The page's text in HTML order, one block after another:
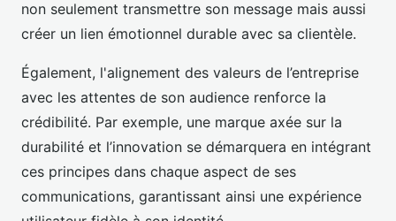
non seulement transmettre son message mais aussi
créer un lien émotionnel durable avec sa clientèle.
Également, l'alignement des valeurs de l’entreprise
avec les attentes de son audience renforce la
crédibilité. Par exemple, une marque axée sur la
durabilité et l’innovation se démarquera en intégrant
ces principes dans chaque aspect de ses
communications, garantissant ainsi une expérience